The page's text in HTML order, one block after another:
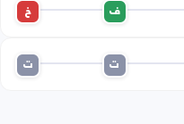
ف خ
ت ت